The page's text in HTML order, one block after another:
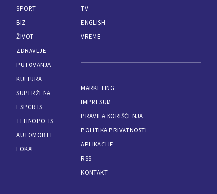
SPORT
BIZ
ŽIVOT
ZDRAVLJE
PUTOVANJA
KULTURA
SUPERŽENA
ESPORTS
TEHNOPOLIS
AUTOMOBILI
LOKAL
TV
ENGLISH
VREME
MARKETING
IMPRESUM
PRAVILA KORIŠĆENJA
POLITIKA PRIVATNOSTI
APLIKACIJE
RSS
KONTAKT